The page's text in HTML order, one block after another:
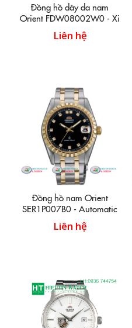
Đồng hồ dây da nam
Orient FDW08002W0 - Xi
mạ vàng hồng
Liên hệ
Đồng hồ nam Orient
SER1P007B0 - Automatic
niền khía mặt mầu đen
Liên hệ